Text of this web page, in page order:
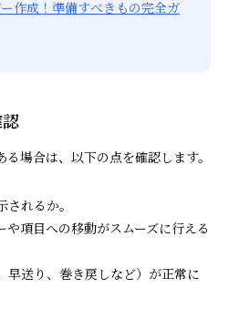
作成！準備すべきもの完全ガ
場合は、以下の点を確認します。
れるか。
や項目への移動がスムーズに行える
早送り、巻き戻しなど）が正常に